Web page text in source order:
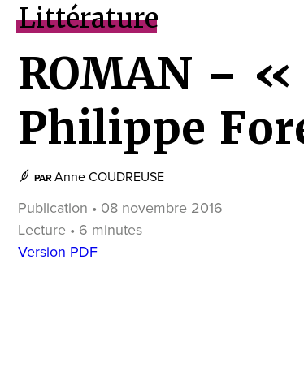
Littérature
ROMAN –
Philippe
PAR Anne COUDREUSE
Publication • 08 novembre 2016
Lecture • 6 minutes
Version PDF